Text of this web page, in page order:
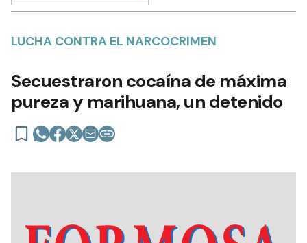
LUCHA CONTRA EL NARCOCRIMEN
Secuestraron cocaína de máxima
pureza y marihuana, un detenido